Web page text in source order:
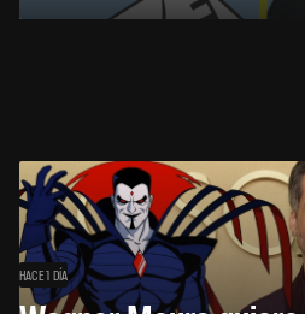
HACE 1 DÍA